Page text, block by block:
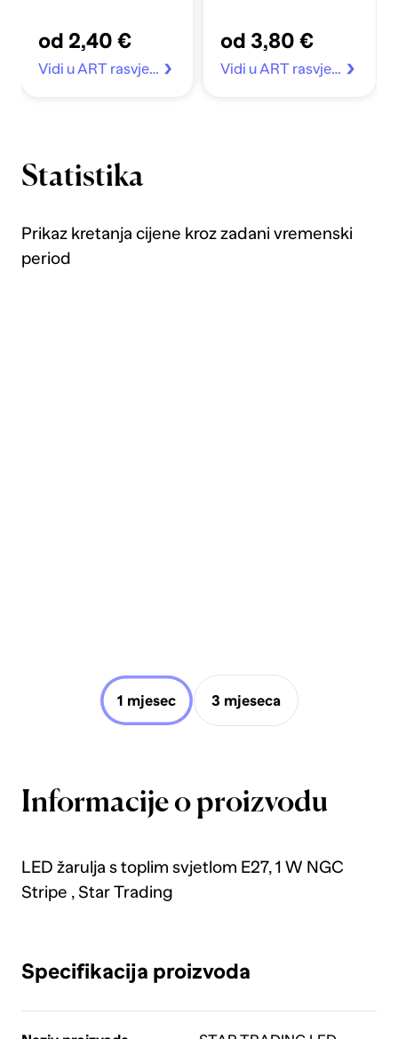
od 2,40 €
Vidi u ART rasvjeta
od 3,80 €
Vidi u ART rasvjeta
Statistika
Prikaz kretanja cijene kroz zadani vremenski
period
1 mjesec 3 mjeseca
Informacije o proizvodu
LED žarulja s toplim svjetlom E27, 1 W NGC
Stripe , Star Trading
Specifikacija proizvoda